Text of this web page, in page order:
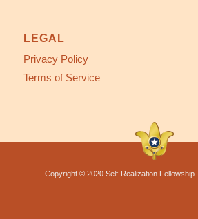
LEGAL
Privacy Policy
Terms of Service
Copyright © 2020 Self-Realization